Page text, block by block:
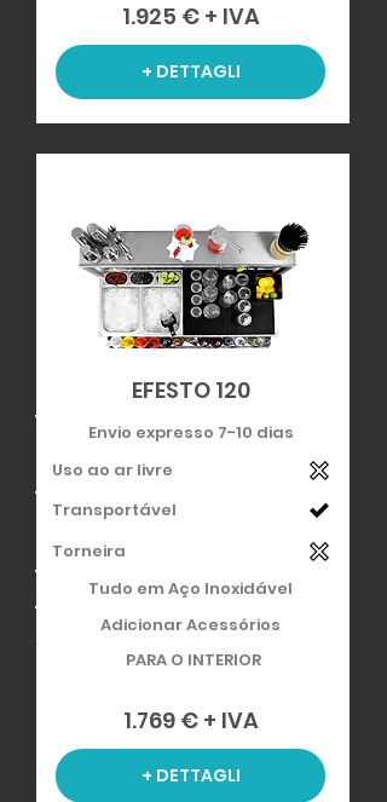
1.925 € + IVA
+ DETTAGLI
EFESTO 120
Uso ao ar livre
Transportável
Envio expresso 7-10 dias
Torneira
Tudo em Aço Inoxidável
Adicionar Acessórios
PARA O INTERIOR
1.769 € + IVA
+ DETTAGLI